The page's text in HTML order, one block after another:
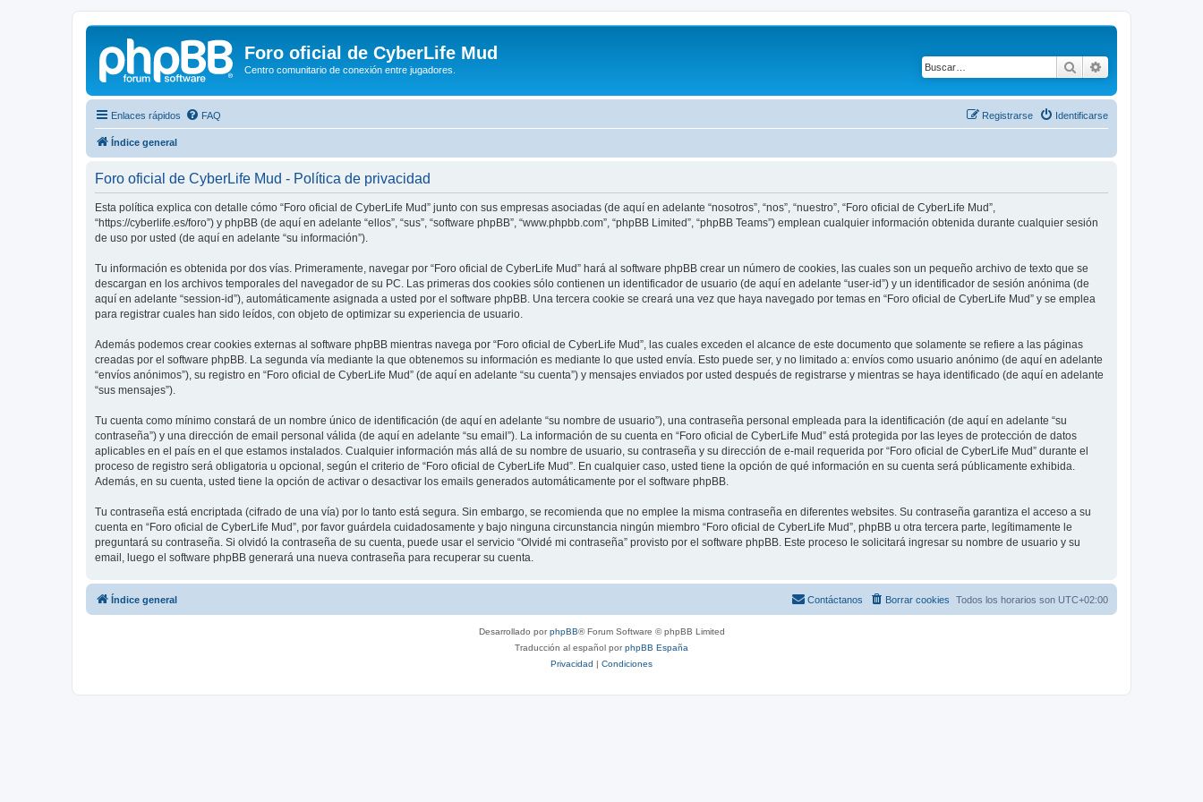
Foro oficial de CyberLife Mud
Centro comunitario de conexión entre jugadores. Buscar
Enlaces rápidos FAQ Identificarse
Registrarse
Índice general
Foro oficial de CyberLife Mud - Política de privacidad
Esta política explica con detalle cómo “Foro oficial de CyberLife Mud” junto con sus empresas asociadas (de aquí en adelante “nosotros”, “nos”, “nuestro”, “Foro oficial de CyberLife Mud”,
“https://cyberlife.es/foro”) y phpBB (de aquí en adelante “ellos”, “sus”, “software phpBB”, “www.phpbb.com”, “phpBB Limited”, “phpBB Teams”) emplean cualquier información obtenida durante cualquier sesión
de uso por usted (de aquí en adelante “su información”).
Tu información es obtenida por dos vías. Primeramente, navegar por “Foro oficial de CyberLife Mud” hará al software phpBB crear un número de cookies, las cuales son un pequeño archivo de texto que se
descargan en los archivos temporales del navegador de su PC. Las primeras dos cookies sólo contienen un identificador de usuario (de aquí en adelante “user-id”) y un identificador de sesión anónima (de
aquí en adelante “session-id”), automáticamente asignada a usted por el software phpBB. Una tercera cookie se creará una vez que haya navegado por temas en “Foro oficial de CyberLife Mud” y se emplea
para registrar cuales han sido leídos, con objeto de optimizar su experiencia de usuario.
Además podemos crear cookies externas al software phpBB mientras navega por “Foro oficial de CyberLife Mud”, las cuales exceden el alcance de este documento que solamente se refiere a las páginas
creadas por el software phpBB. La segunda vía mediante la que obtenemos su información es mediante lo que usted envía. Esto puede ser, y no limitado a: envíos como usuario anónimo (de aquí en adelante
“envíos anónimos”), su registro en “Foro oficial de CyberLife Mud” (de aquí en adelante “su cuenta”) y mensajes enviados por usted después de registrarse y mientras se haya identificado (de aquí en adelante
“sus mensajes”).
Tu cuenta como mínimo constará de un nombre único de identificación (de aquí en adelante “su nombre de usuario”), una contraseña personal empleada para la identificación (de aquí en adelante “su
contraseña”) y una dirección de email personal válida (de aquí en adelante “su email”). La información de su cuenta en “Foro oficial de CyberLife Mud” está protegida por las leyes de protección de datos
aplicables en el país en el que estamos instalados. Cualquier información más allá de su nombre de usuario, su contraseña y su dirección de e-mail requerida por “Foro oficial de CyberLife Mud” durante el
proceso de registro será obligatoria u opcional, según el criterio de “Foro oficial de CyberLife Mud”. En cualquier caso, usted tiene la opción de qué información en su cuenta será públicamente exhibida.
Además, en su cuenta, usted tiene la opción de activar o desactivar los emails generados automáticamente por el software phpBB.
Tu contraseña está encriptada (cifrado de una vía) por lo tanto está segura. Sin embargo, se recomienda que no emplee la misma contraseña en diferentes websites. Su contraseña garantiza el acceso a su
cuenta en “Foro oficial de CyberLife Mud”, por favor guárdela cuidadosamente y bajo ninguna circunstancia ningún miembro “Foro oficial de CyberLife Mud”, phpBB u otra tercera parte, legítimamente le
preguntará su contraseña. Si olvidó la contraseña de su cuenta, puede usar el servicio “Olvidé mi contraseña” provisto por el software phpBB. Este proceso le solicitará ingresar su nombre de usuario y su
email, luego el software phpBB generará una nueva contraseña para recuperar su cuenta.
Índice general Todos los horarios son UTC+02:00
Borrar cookies
Contáctanos
Desarrollado porphpBB® Forum Software © phpBB Limited
Traducción al español porphpBB España
Privacidad | Condiciones